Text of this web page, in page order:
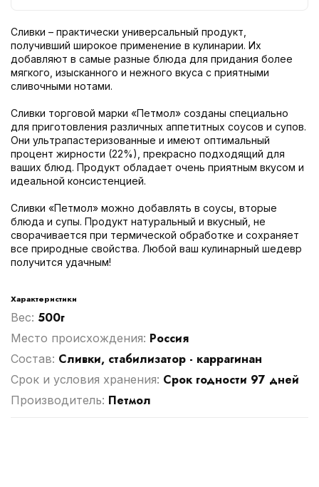
Сливки – практически универсальный продукт,
получивший широкое применение в кулинарии. Их
добавляют в самые разные блюда для придания более
мягкого, изысканного и нежного вкуса с приятными
сливочными нотами.
Сливки торговой марки «Петмол» созданы специально
для приготовления различных аппетитных соусов и супов.
Они ультрапастеризованные и имеют оптимальный
процент жирности (22%), прекрасно подходящий для
ваших блюд. Продукт обладает очень приятным вкусом и
идеальной консистенцией.
Сливки «Петмол» можно добавлять в соусы, вторые
блюда и супы. Продукт натуральный и вкусный, не
сворачивается при термической обработке и сохраняет
все природные свойства. Любой ваш кулинарный шедевр
получится удачным!
Характеристики
Вес: 500г
Место происхождения: Россия
Cостав: Сливки, стабилизатор - каррагинан
Срок и условия хранения: Срок годности 97 дней
Производитель: Петмол